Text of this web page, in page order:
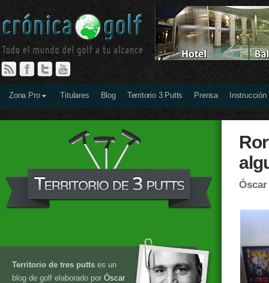
Zona Pro Titulares Blog Territorio 3 Putts Prensa Instrucción
Territorio de tres putts es un
blog de golf elaborado por Óscar